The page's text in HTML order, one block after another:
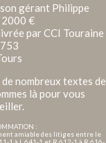
gérant Philippe
2000 €
par CCI Touraine
nombreux textes de
là pour vous
:
amiable des litiges entre le